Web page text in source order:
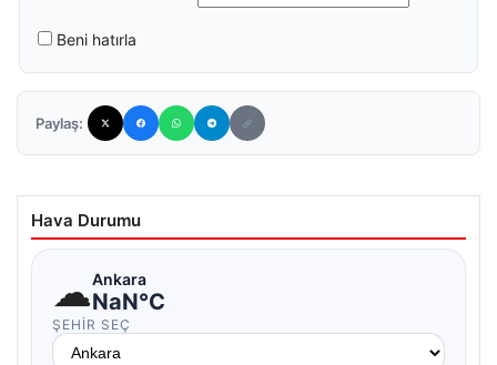
Beni hatırla
Paylaş:
Hava Durumu
☁Ankara
NaN°C
ŞEHIR SEÇ